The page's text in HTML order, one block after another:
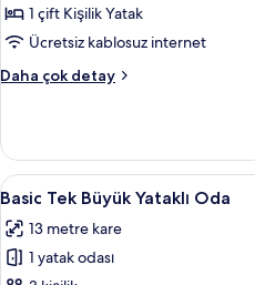
görün
Kule
(stair
access
only)
hakkında
detay
City
View
için
görün
1 çift Kişilik Yatak
Ücretsiz kablosuz internet
Daha çok detay
Standard
View
hakkında
daha
detay
Basic
Tek
Büyük
Yataklı
3
Basic Tek Büyük Yataklı Oda
13 metre kare
1 yatak odası